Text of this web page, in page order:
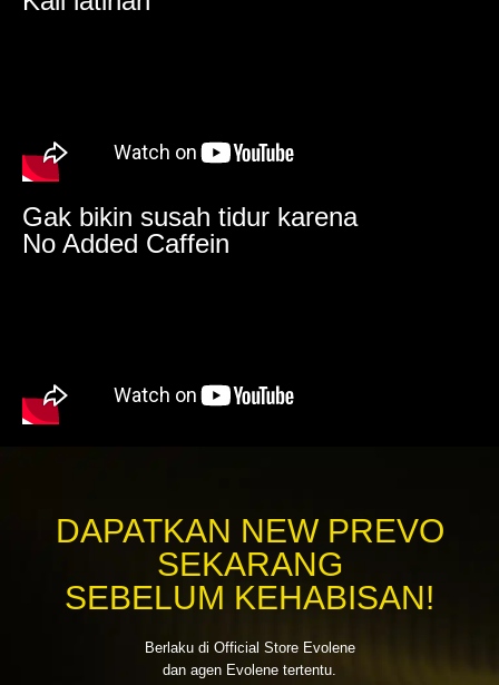
Gak bikin susah tidur karena
No Added Caffein
DAPATKAN NEW PREVO
SEKARANG
SEBELUM KEHABISAN!
Berlaku di Official Store Evolene
dan agen Evolene tertentu.